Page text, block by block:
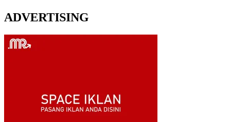
ADVERTISING